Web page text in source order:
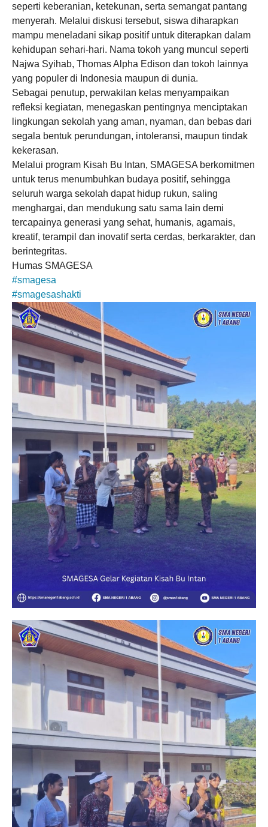
seperti keberanian, ketekunan, serta semangat pantang
menyerah. Melalui diskusi tersebut, siswa diharapkan
mampu meneladani sikap positif untuk diterapkan dalam
kehidupan sehari-hari. Nama tokoh yang muncul seperti
Najwa Syihab, Thomas Alpha Edison dan tokoh lainnya
yang populer di Indonesia maupun di dunia.
Sebagai penutup, perwakilan kelas menyampaikan
refleksi kegiatan, menegaskan pentingnya menciptakan
lingkungan sekolah yang aman, nyaman, dan bebas dari
segala bentuk perundungan, intoleransi, maupun tindak
kekerasan.
Melalui program Kisah Bu Intan, SMAGESA berkomitmen
untuk terus menumbuhkan budaya positif, sehingga
seluruh warga sekolah dapat hidup rukun, saling
menghargai, dan mendukung satu sama lain demi
tercapainya generasi yang sehat, humanis, agamais,
kreatif, terampil dan inovatif serta cerdas, berkarakter, dan
berintegritas.
Humas SMAGESA
#smagesa
#smagesashakti